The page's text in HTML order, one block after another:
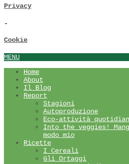
Privacy
-
Cookie
MENU
Home
About
Il Blog
Report
Stagioni
Autoproduzione
Eco-attività
Into the veggies!
modo mio
Ricette
I Cereali
Gli Ortaggi